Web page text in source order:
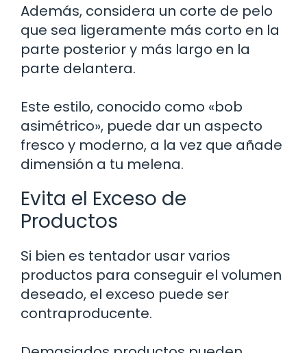
Además, considera un corte de pelo
que sea ligeramente más corto en la
parte posterior y más largo en la
parte delantera.
Este estilo, conocido como «bob
asimétrico», puede dar un aspecto
fresco y moderno, a la vez que añade
dimensión a tu melena.
Evita el Exceso de
Productos
Si bien es tentador usar varios
productos para conseguir el volumen
deseado, el exceso puede ser
contraproducente.